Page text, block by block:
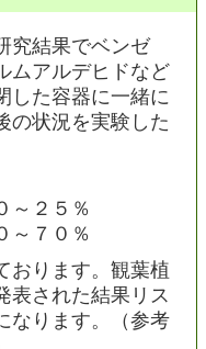
究結果でベンゼ
ムアルデヒドなど
した容器に一緒に
の状況を実験した
～２５％
～７０％
おります。観葉植
表された結果リス
なります。（参考